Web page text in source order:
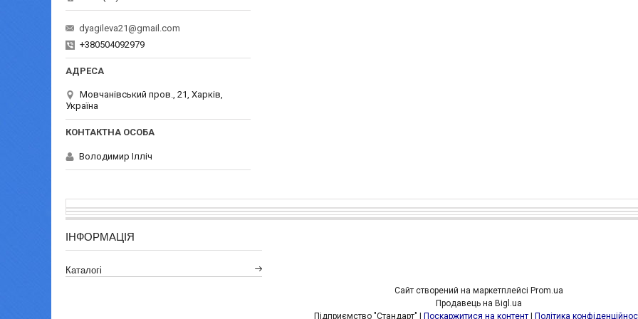
dyagileva21@gmail.com
+380504092979
Мовчанівський пров., 21, Харків,
Україна
Володимир Ілліч
ІНФОРМАЦІЯ
Каталогі
Сайт створений на маркетплейсі Prom.ua
Продавець на Bigl.ua
Підприємство "Стандарт" | Поскаржитися на контент | Політика